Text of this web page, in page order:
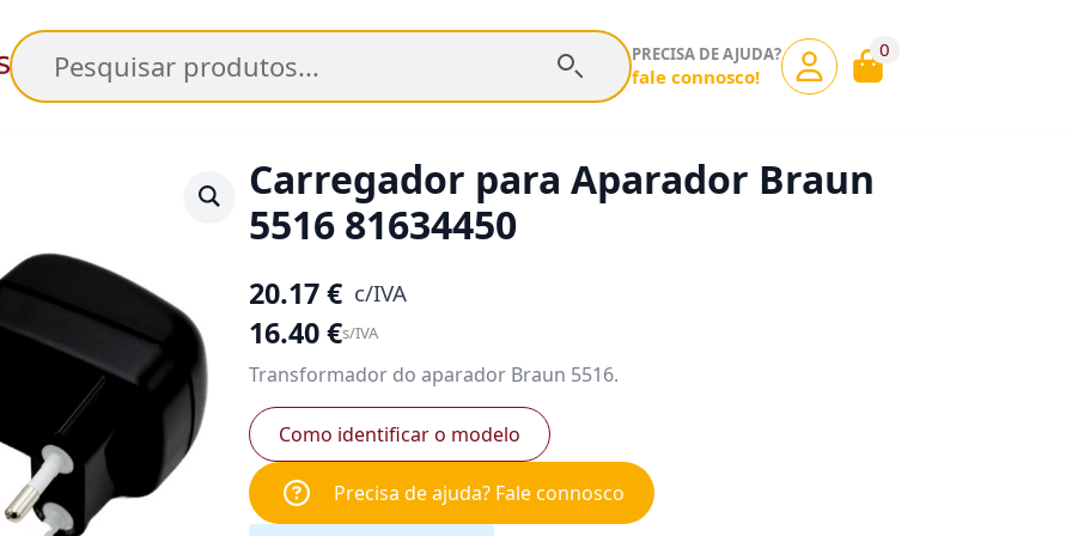
Pesquisar PRECISA DE AJUDA?
fale connosco!
0
Carregador para Aparador Braun
5516 81634450
20.17€ c/IVA
16.40€s/IVA
Transformador do aparador Braun 5516.
Como identificar o modelo
Precisa de ajuda? Fale connosco